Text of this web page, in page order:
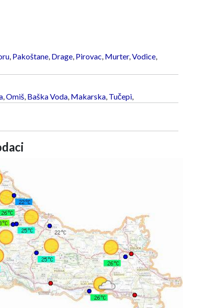
, Pakoštane, Drage, Pirovac Murter, Vodice,
, Omiš, Baška Voda, Makarska, Tučepi,